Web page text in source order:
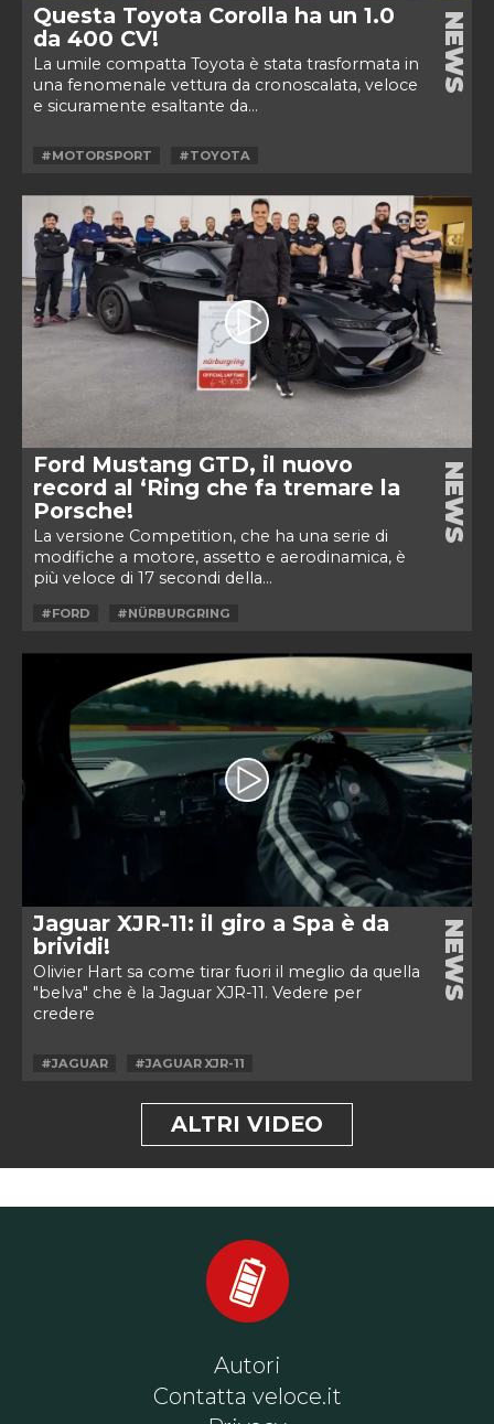
Questa Toyota Corolla ha un 1.0
da 400 CV!
La umile compatta Toyota è stata trasformata in
una fenomenale vettura da cronoscalata, veloce
e sicuramente esaltante da...
NEWS
#MOTORSPORT #TOYOTA
Ford Mustang GTD, il nuovo
record al ‘Ring che fa tremare la
Porsche!
La versione Competition, che ha una serie di
modifiche a motore, assetto e aerodinamica, è
più veloce di 17 secondi della...
NEWS
#FORD #NÜRBURGRING
Jaguar XJR-11: il giro a Spa è da
brividi!
Olivier Hart sa come tirar fuori il meglio da quella
"belva" che è la Jaguar XJR-11. Vedere per
credere
NEWS
#JAGUAR #JAGUAR XJR-11
ALTRI VIDEO
Autori
Contatta veloce.it